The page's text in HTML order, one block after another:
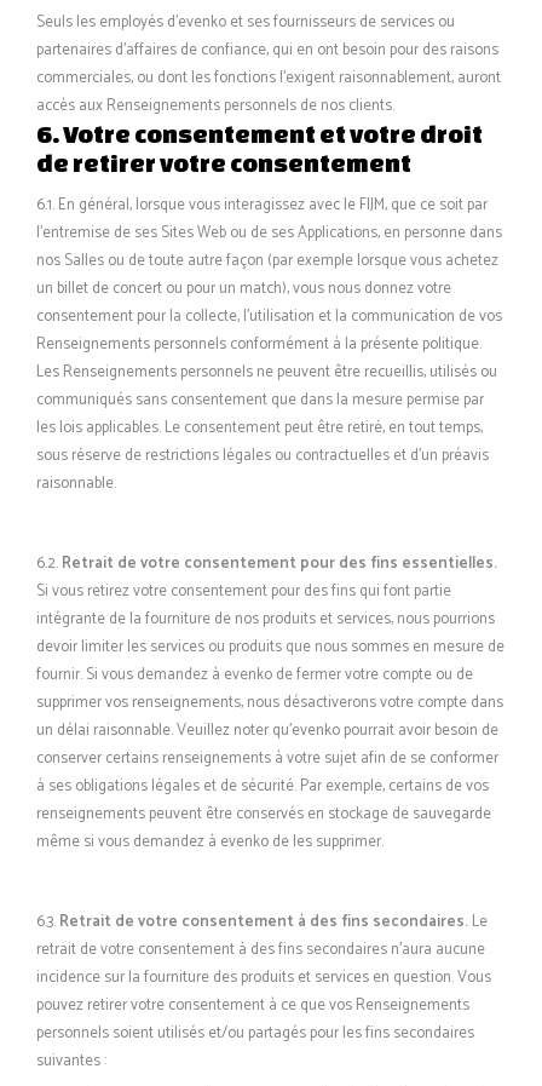
Seuls les employés d'evenko et ses fournisseurs de services ou
partenaires d’affaires de confiance, qui en ont besoin pour des raisons
commerciales, ou dont les fonctions l’exigent raisonnablement, auront
accès aux Renseignements personnels de nos clients.
6. Votre consentement et votre droit
de retirer votre consentement
6.1. En général, lorsque vous interagissez avec le FIJM, que ce soit par
l’entremise de ses Sites Web ou de ses Applications, en personne dans
nos Salles ou de toute autre façon (par exemple lorsque vous achetez
un billet de concert ou pour un match), vous nous donnez votre
consentement pour la collecte, l’utilisation et la communication de vos
Renseignements personnels conformément à la présente politique.
Les Renseignements personnels ne peuvent être recueillis, utilisés ou
communiqués sans consentement que dans la mesure permise par
les lois applicables. Le consentement peut être retiré, en tout temps,
sous réserve de restrictions légales ou contractuelles et d’un préavis
raisonnable.
6.2.Retrait de votre consentement pour des fins essentielles.
Si vous retirez votre consentement pour des fins qui font partie
intégrante de la fourniture de nos produits et services, nous pourrions
devoir limiter les services ou produits que nous sommes en mesure de
fournir. Si vous demandez à evenko de fermer votre compte ou de
supprimer vos renseignements, nous désactiverons votre compte dans
un délai raisonnable. Veuillez noter qu’evenko pourrait avoir besoin de
conserver certains renseignements à votre sujet afin de se conformer
à ses obligations légales et de sécurité. Par exemple, certains de vos
renseignements peuvent être conservés en stockage de sauvegarde
même si vous demandez à evenko de les supprimer.
6.3.Retrait de votre consentement à des fins secondaires.Le
retrait de votre consentement à des fins secondaires n’aura aucune
incidence sur la fourniture des produits et services en question. Vous
pouvez retirer votre consentement à ce que vos Renseignements
personnels soient utilisés et/ou partagés pour les fins secondaires
suivantes :